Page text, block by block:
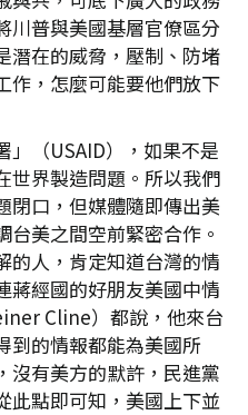
川普與美國基層官僚區分
潛在的威脅，壓制、防堵
作，怎麼可能要他們放下
」（USAID），如果不是
世界製造問題。所以我們
閉口，但媒體隨即傳出美
美之間空前緊密合作。
的人，肯定知道台灣的情
蔣經國的好朋友美國中情
Cline）都說，他來台
到的情報都能為美國所
沒有美方的默許，民進黨
此點即可知，美國上下並